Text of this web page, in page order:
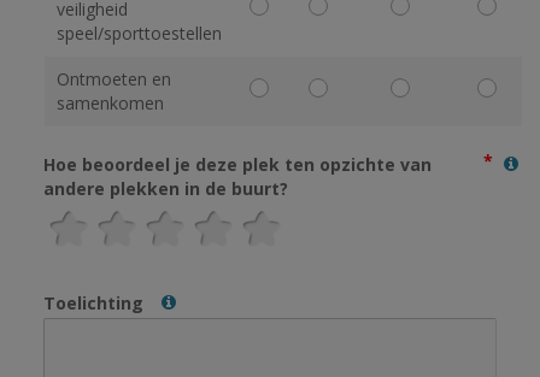
veiligheid
speel/sporttoestellen
Ontmoeten en
samenkomen
Hoe beoordeel je deze plek ten opzichte van
andere plekken in de buurt?
Toelichting